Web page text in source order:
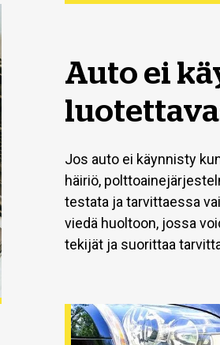
Auto ei
Jos auto ei käynnisty
häiriö,
testata ja tarvittaessa
viedä huoltoon, jossa
tekijät ja suorittaa